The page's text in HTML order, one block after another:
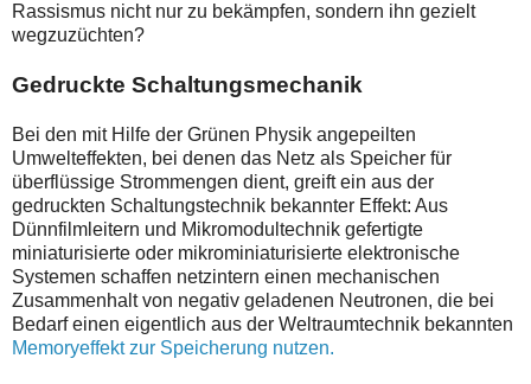
Rassismus nicht nur zu bekämpfen, sondern ihn gezielt
wegzuzüchten?
Gedruckte Schaltungsmechanik
Bei den mit Hilfe der Grünen Physik angepeilten
Umwelteffekten, bei denen das Netz als Speicher für
überflüssige Strommengen dient, greift ein aus der
gedruckten Schaltungstechnik bekannter Effekt: Aus
Dünnfilmleitern und Mikromodultechnik gefertigte
miniaturisierte oder mikrominiaturisierte elektronische
Systemen schaffen netzintern einen mechanischen
Zusammenhalt von negativ geladenen Neutronen, die bei
Bedarf einen eigentlich aus der Weltraumtechnik bekannten
Memoryeffekt zur Speicherung nutzen.